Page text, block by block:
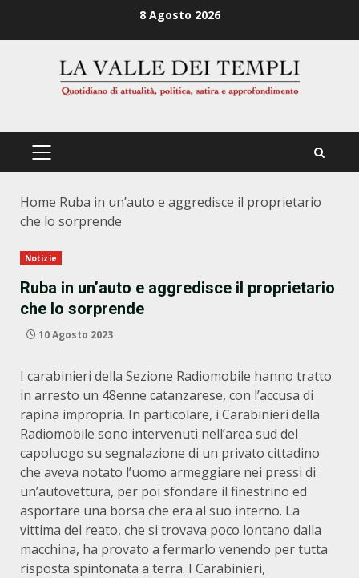
8 Agosto 2026
PRIMÄRES
Home Ruba in un’auto e aggredisce il proprietario
che lo sorprende
Notizie
Ruba in un’auto e aggredisce il proprietario
che lo sorprende
10 Agosto 2023
I carabinieri della Sezione Radiomobile hanno tratto
in arresto un 48enne catanzarese, con l’accusa di
rapina impropria. In particolare, i Carabinieri della
Radiomobile sono intervenuti nell’area sud del
capoluogo su segnalazione di un privato cittadino
che aveva notato l’uomo armeggiare nei pressi di
un’autovettura, per poi sfondare il finestrino ed
asportare una borsa che era al suo interno. La
vittima del reato, che si trovava poco lontano dalla
macchina, ha provato a fermarlo venendo per tutta
risposta spintonata a terra. I Carabinieri,